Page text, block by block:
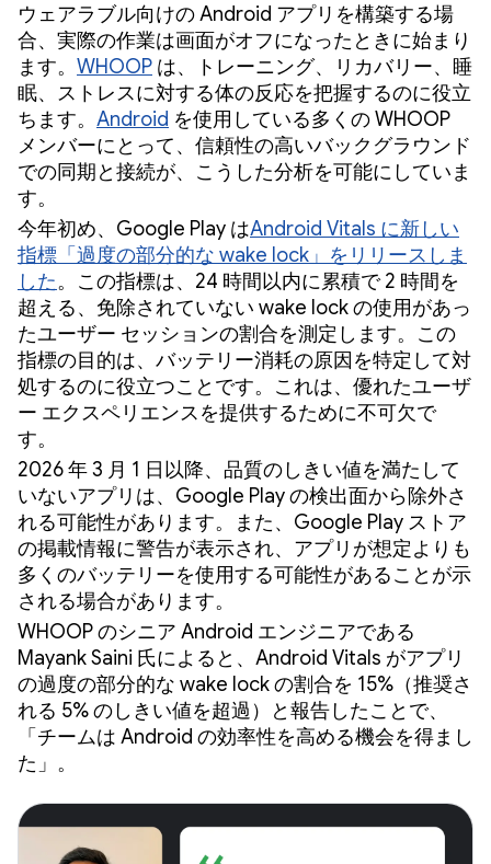
ウェアラブル向けの Android アプリを構築する場
合、実際の作業は画面がオフになったときに始まり
ます。 WHOOP は、トレーニング、リカバリー、睡
眠、ストレスに対する体の反応を把握するのに役立
ちます。 Android を使用している多くの WHOOP
メンバーにとって、信頼性の高いバックグラウンド
での同期と接続が、こうした分析を可能にしていま
す。
今年初め、Google Play はAndroid Vitals に新しい
指標「過度の部分的な wake lock」をリリースしま
した。この指標は、24 時間以内に累積で 2 時間を
超える、免除されていない wake lock の使用があっ
たユーザー セッションの割合を測定します。この
指標の目的は、バッテリー消耗の原因を特定して対
処するのに役立つことです。これは、優れたユーザ
ー エクスペリエンスを提供するために不可欠で
す。
2026 年 3 月 1 日以降、品質のしきい値を満たして
いないアプリは、Google Play の検出面から除外さ
れる可能性があります。また、Google Play ストア
の掲載情報に警告が表示され、アプリが想定よりも
多くのバッテリーを使用する可能性があることが示
される場合があります。
WHOOP のシニア Android エンジニアである
Mayank Saini 氏によると、Android Vitals がアプリ
の過度の部分的な wake lock の割合を 15%（推奨さ
れる 5% のしきい値を超過）と報告したことで、
「チームは Android の効率性を高める機会を得まし
た」。